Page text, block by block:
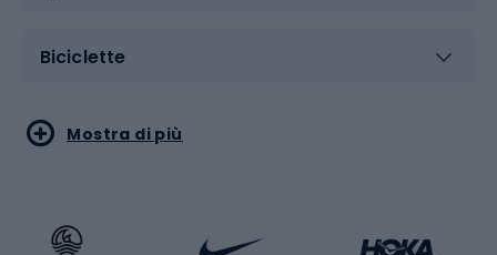
Biciclette
Sport acquatici
Sport di arti marziali
Mostra di più